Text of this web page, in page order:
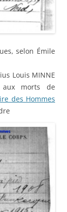
selon Émile
Louis MINNE
morts de
des Hommes